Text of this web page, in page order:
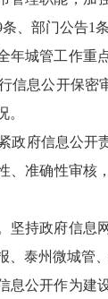
、部门公告1
年城管工作
信息公开保
。
政府信息公
、准确性审核
坚持政府信
泰州微城管
息公开作为